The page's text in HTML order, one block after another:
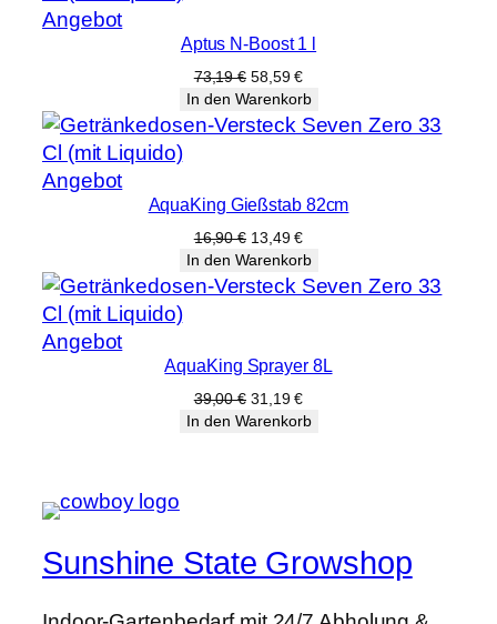
AngebotProdukt
Angebot
Aptus N-Boost 1 l
73,19€ Ursprünglicher
Preis
war:
73,19 €
58,59€Aktueller
Preis
ist:
58,59 €.
In den Warenkorb
AngebotProdukt
Angebot
AquaKing Gießstab 82cm
16,90€ Ursprünglicher
Preis
war:
16,90 €
13,49€Aktueller
Preis
ist:
13,49 €.
In den Warenkorb
AngebotProdukt
Angebot
AquaKing Sprayer 8L
39,00€ Ursprünglicher
Preis
31,19€Aktueller
Preis
In den Warenkorb
Sunshine State Growshop